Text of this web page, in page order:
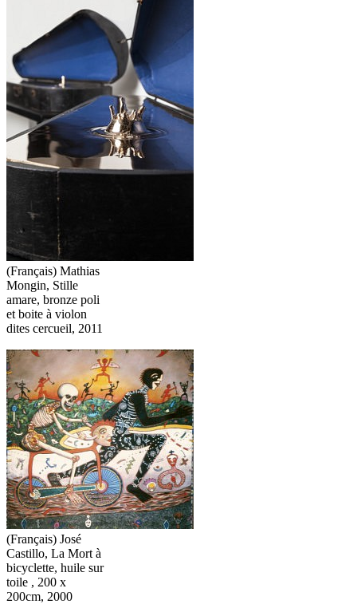
(Français) Mathias
Mongin, Stille
amare, bronze poli
et boite à violon
dites cercueil, 2011
(Français) José
Castillo, La Mort à
bicyclette, huile sur
toile , 200 x
200cm, 2000